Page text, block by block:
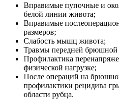
Вправимые пупочные и
белой линии живота;
Вправимые
размеров;
Слабость мышц живота;
Травмы передней брюшной
Профилактика
физической нагрузке;
После операций на
профилактики рецидива
области рубца.